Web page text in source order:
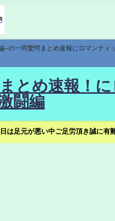
の一同驚愕まとめ速報にロマンティ
とめ速報！
闘編
足元が悪い中ご足労頂き誠に有